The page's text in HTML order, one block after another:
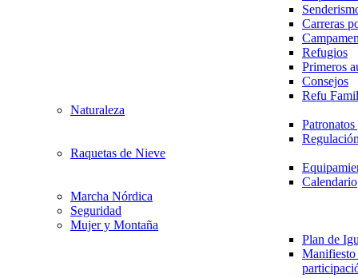
Carreras
Refugios
Primeros
Consejos
Refu
Naturaleza
Raquetas de Nieve
Calendario
Marcha Nórdica
Seguridad
Mujer y Montaña
Plan de